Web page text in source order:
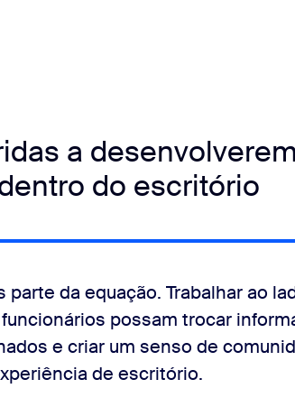
a
do escritório
da equação. Trabalhar ao
possam trocar
e criar um senso de
de escritório.